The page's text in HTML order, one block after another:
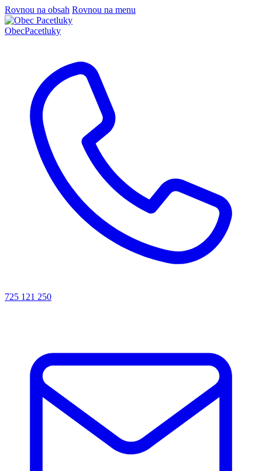
Rovnou na obsah Rovnou na menu
ObecPacetluky
725 121 250